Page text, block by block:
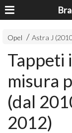
Opel Astra J
Tappeti
misura
(dal
2012)